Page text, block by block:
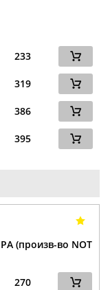
233
319
386
395
(произв-во NOT
270